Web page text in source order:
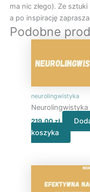
ma nic złego). Ze
a po inspirację
Podobne
neurolingwistyka
Neurolingwistyka
219,00zł
koszyka